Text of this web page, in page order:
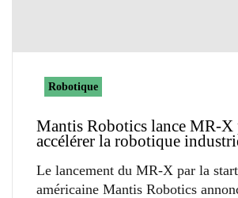
Robotique
Mantis Robotics lance MR-X
accélérer la robotique
Le lancement du MR-X par la
américaine Mantis Robotics